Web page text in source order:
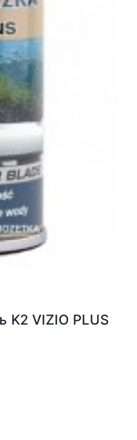
K2 VIZIO PLUS